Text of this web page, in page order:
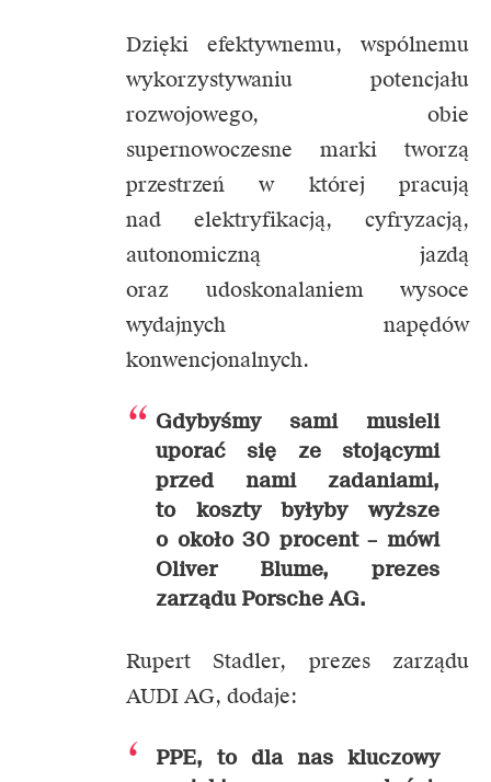
Dzięki efektywnemu, wspólnemu
wykorzystywaniu potencjału
rozwojowego, obie
supernowoczesne marki tworzą
przestrzeń w której pracują
nad elektryfikacją, cyfryzacją,
autonomiczną jazdą
oraz udoskonalaniem wysoce
wydajnych napędów
konwencjonalnych.
Gdybyśmy sami musieli
uporać się ze stojącymi
przed nami zadaniami,
to koszty byłyby wyższe
o około 30 procent – mówi
Oliver Blume, prezes
zarządu Porsche AG.
Rupert Stadler, prezes zarządu
AUDI AG, dodaje:
PPE, to dla nas kluczowy